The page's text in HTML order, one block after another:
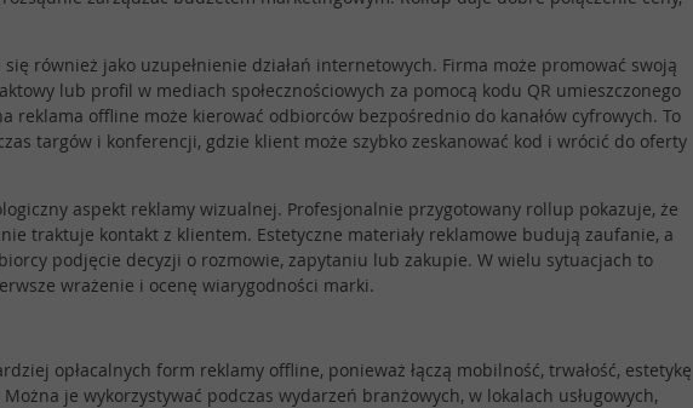
również jako uzupełnienie działań internetowych. Firma może promować swoją
lub profil w mediach społecznościowych za pomocą kodu QR umieszczonego
reklama offline może kierować odbiorców bezpośrednio do kanałów cyfrowych. To
targów i konferencji, gdzie klient może szybko zeskanować kod i wrócić do oferty
aspekt reklamy wizualnej. Profesjonalnie przygotowany rollup pokazuje, że
traktuje kontakt z klientem. Estetyczne materiały reklamowe budują zaufanie, a
podjęcie decyzji o rozmowie, zapytaniu lub zakupie. W wielu sytuacjach to
wrażenie i ocenę wiarygodności marki.
opłacalnych form reklamy offline, ponieważ łączą mobilność, trwałość, estetykę
je wykorzystywać podczas wydarzeń branżowych, w lokalach usługowych,